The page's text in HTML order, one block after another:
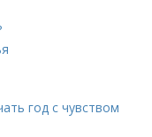
год с чувством